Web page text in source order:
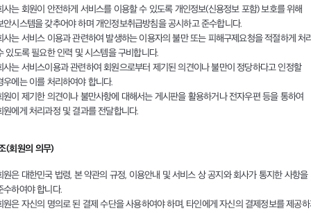
사는 회원이 안전하게 서비스를 이용할 수 있도록 개인정보(신용정보 포함) 보호를 위해
안시스템을 갖추어야 하며 개인정보취급방침을 공시하고 준수합니다.
사는 서비스 이용과 관련하여 발생하는 이용자의 불만 또는 피해구제요청을 적절하게 처
있도록 필요한 인력 및 시스템을 구비합니다.
사는 서비스이용과 관련하여 회원으로부터 제기된 의견이나 불만이 정당하다고 인정할
우에는 이를 처리하여야 합니다.
원이 제기한 의견이나 불만사항에 대해서는 게시판을 활용하거나 전자우편 등을 통하여
원에게 처리과정 및 결과를 전달합니다.
(회원의 의무)
원은 대한민국 법령, 본 약관의 규정, 이용안내 및 서비스 상 공지와 회사가 통지한 사항을
수하여야 합니다.
원은 자신의 명의로 된 결제 수단을 사용하여야 하며, 타인에게 자신의 결제정보를 제공